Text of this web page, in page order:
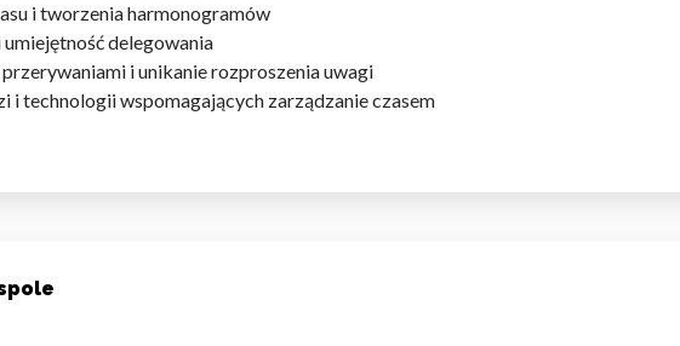
i tworzenia harmonogramów
delegowania
i unikanie rozproszenia uwagi
i technologii wspomagających zarządzanie czasem